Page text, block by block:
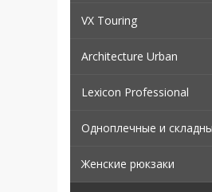
VX Touring
Architecture Urban
Lexicon Professional
Одноплечные и
Женские рюкзаки